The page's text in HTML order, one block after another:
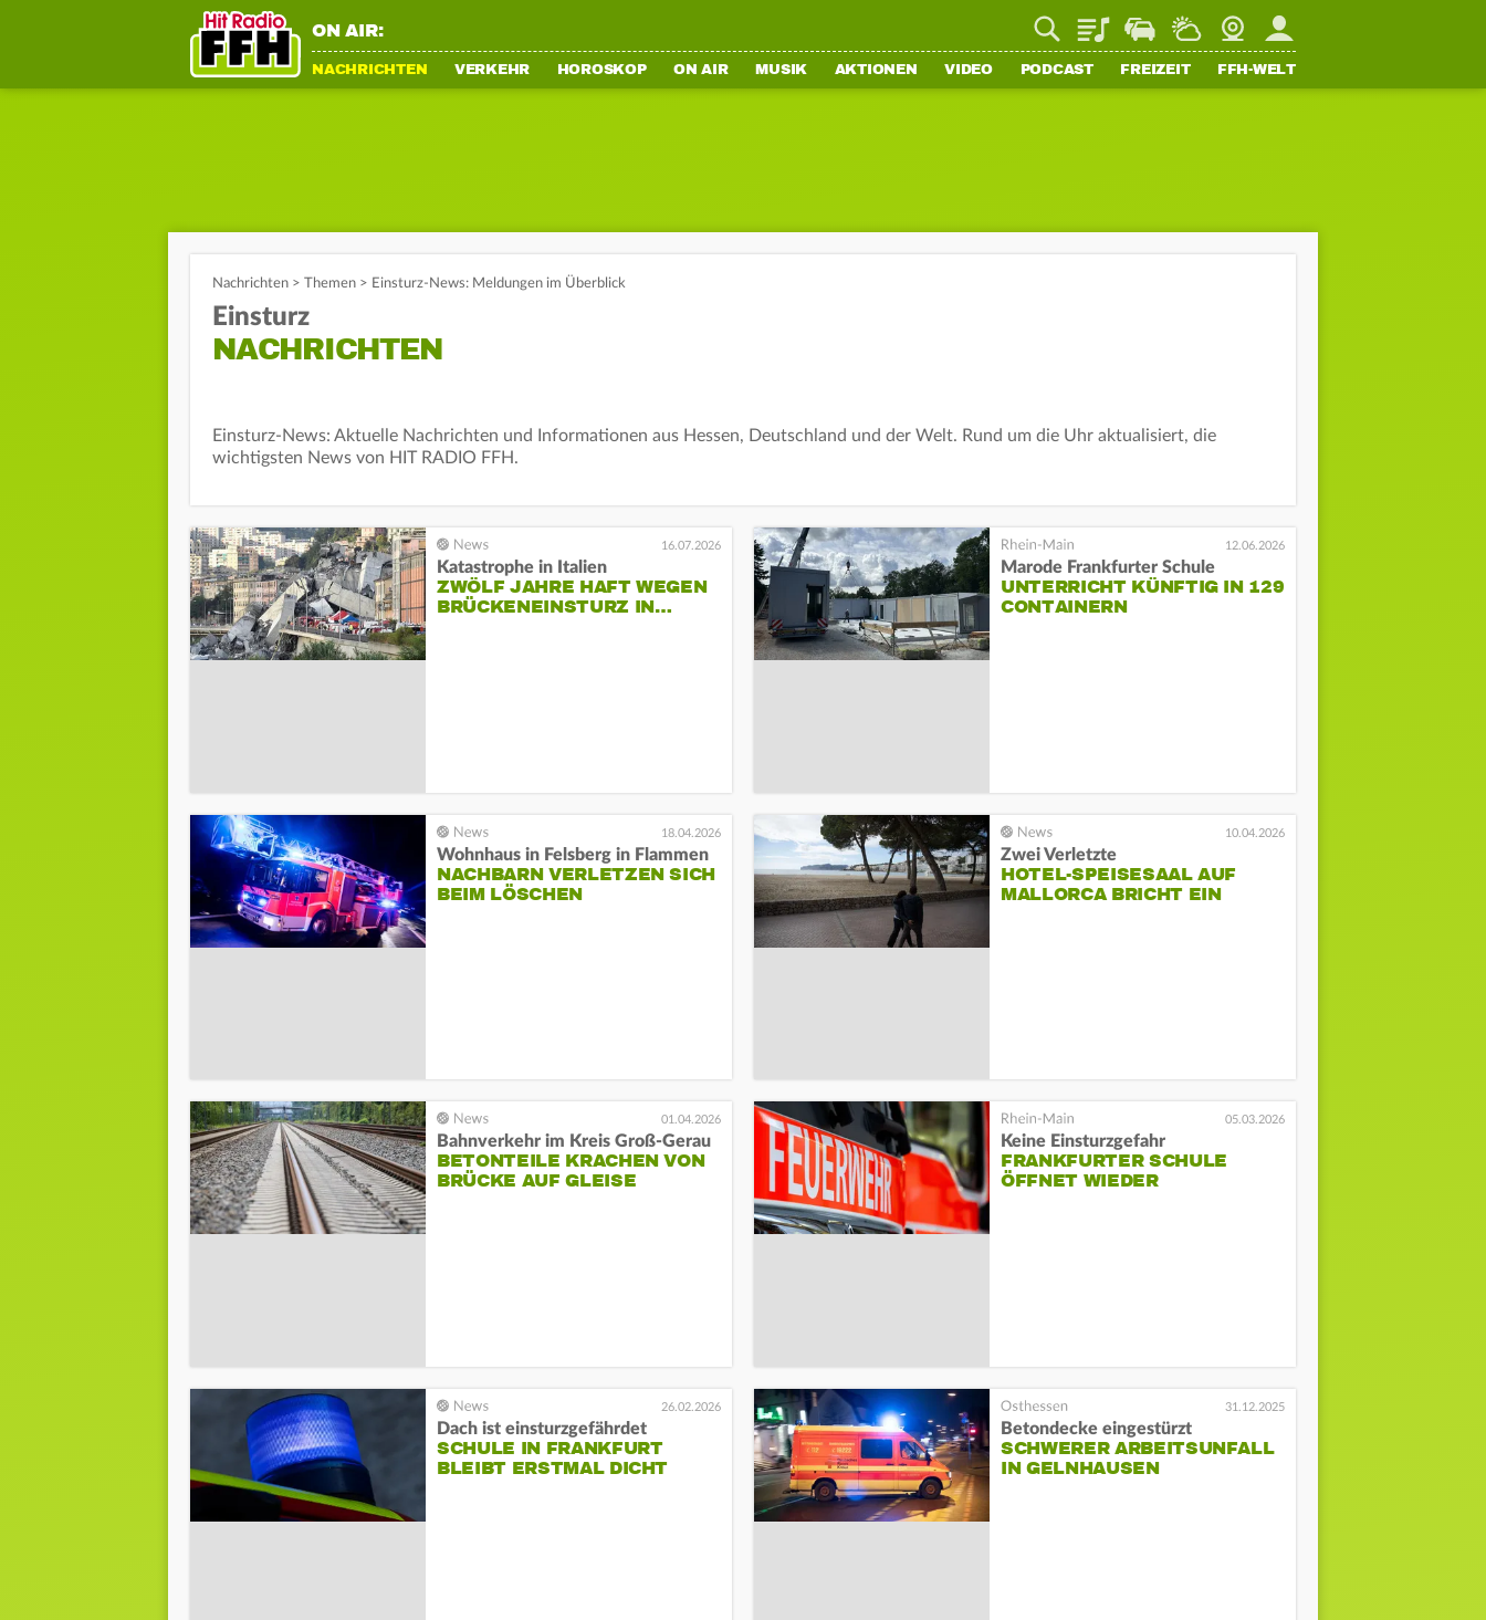
ON AIR: PlaylistStaupilotWetterWebcamMein FFH
NACHRICHTEN VERKEHR HOROSKOP ON AIR MUSIK AKTIONEN VIDEO PODCAST FREIZEIT FFH-WELT
Nachrichten > Themen > Einsturz-News: Meldungen im Überblick
Einsturz
NACHRICHTEN
Einsturz-News: Aktuelle Nachrichten und Informationen aus Hessen, Deutschland und der Welt. Rund um die Uhr aktualisiert, die
wichtigsten News von HIT RADIO FFH.
16.07.2026
Katastrophe in Italien
ZWÖLF JAHRE HAFT WEGEN
BRÜCKENEINSTURZ IN…
12.06.2026
Marode Frankfurter Schule
UNTERRICHT KÜNFTIG IN 129
CONTAINERN
18.04.2026
Wohnhaus in Felsberg in Flammen
NACHBARN VERLETZEN SICH
BEIM LÖSCHEN
10.04.2026
Zwei Verletzte
HOTEL-SPEISESAAL AUF
MALLORCA BRICHT EIN
01.04.2026
Bahnverkehr im Kreis Groß-Gerau
BETONTEILE KRACHEN VON
BRÜCKE AUF GLEISE
05.03.2026
Keine Einsturzgefahr
FRANKFURTER SCHULE
ÖFFNET WIEDER
26.02.2026
Dach ist einsturzgefährdet
SCHULE IN FRANKFURT
BLEIBT ERSTMAL DICHT
31.12.2025
Betondecke eingestürzt
SCHWERER ARBEITSUNFALL
IN GELNHAUSEN